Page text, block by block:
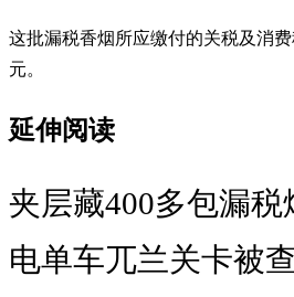
这批漏税香烟所应缴付的关税及消
元。
延伸阅读
夹层藏400多包漏税
电单车兀兰关卡被查